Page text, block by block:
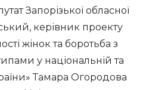
Запорізької обласної
керівник проекту
жінок та боротьба з
у національній та
Тамара Огородова